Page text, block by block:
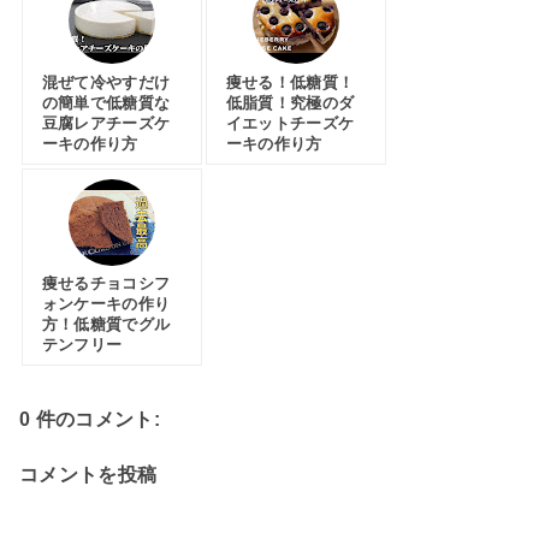
混ぜて冷やすだけ
の簡単で低糖質な
豆腐レアチーズケ
ーキの作り方
痩せる！低糖質！
低脂質！究極のダ
イエットチーズケ
ーキの作り方
痩せるチョコシフ
ォンケーキの作り
方！低糖質でグル
テンフリー
0 件のコメント:
コメントを投稿